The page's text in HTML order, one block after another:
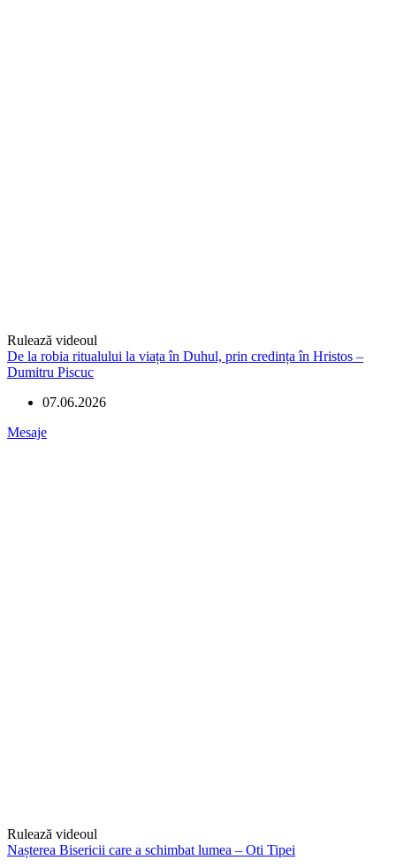
Rulează videoul
De la robia ritualului la viața în Duhul, prin credința în Hristos –
Dumitru Piscuc
07.06.2026
Mesaje
Rulează videoul
Nașterea Bisericii care a schimbat lumea – Oti Tipei